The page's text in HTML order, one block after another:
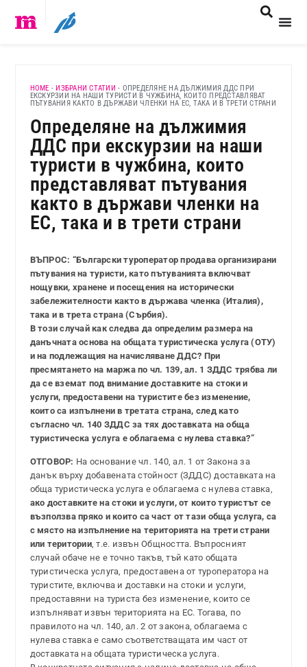
HOME - ИЗБРАНИ СТАТИИ - ОПРЕДЕЛЯНЕ НА ДЪЛЖИМИЯ ДДС ПРИ
ЕКСКУРЗИИ НА НАШИ ТУРИСТИ В ЧУЖБИНА, КОИТО ПРЕДСТАВЛЯВАТ
ПЪТУВАНИЯ КАКТО В ДЪРЖАВИ ЧЛЕНКИ НА ЕС, ТАКА И В ТРЕТИ СТРАНИ
Определяне на дължимия
ДДС при екскурзии на наши
туристи в чужбина, които
представляват пътувания
както в държави членки на
ЕС, така и в трети страни
ВЪПРОС: “Български туроператор продава организирани
пътувания на туристи, като пътуванията включват
нощувки, хранене и посещения на исторически
забележителности както в държава членка (Италия),
така и в трета страна (Сърбия).
В този случай как следва да определим размера на
данъчната основа на общата туристическа услуга (ОТУ)
и на подлежащия на начисляване ДДС? При
пресмятането на маржа по чл. 139, ал. 1 ЗДДС трябва ли
да се вземат под внимание доставките на стоки и
услуги, предоставени на туристите без изменение,
които са изпълнени в третата страна, след като
съгласно чл. 140 ЗДДС за тях доставката на обща
туристическа услуга е облагаема с нулева ставка?”
ОТГОВОР: На основание чл. 140, ал. 1 от Закона за
данък върху добавената стойност (ЗДДС) доставката на
обща туристическа услуга е облагаема с нулева ставка,
ако доставките на стоки и услуги, от които туристът се
възползва пряко и които са част от тази обща услуга, са
с място на изпълнение на територията на трети страни
или територии, т.е. извън Общността. Въпросният
случай обаче не е точно такъв, тъй като общата
туристическа услуга, предоставена от туроператора на
туристите, включва и доставки на стоки и услуги,
предоставяни на туриста без изменение, които се
изпълняват извън територията на ЕС. Тогава, по
правилото на чл. 140, ал. 2 от закона, облагаема с
нулева ставка е само съответстващата им част от
доставката на общата туристическа услуга.